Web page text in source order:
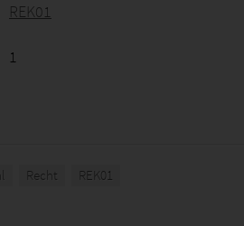
REK01
1
Recht REK01